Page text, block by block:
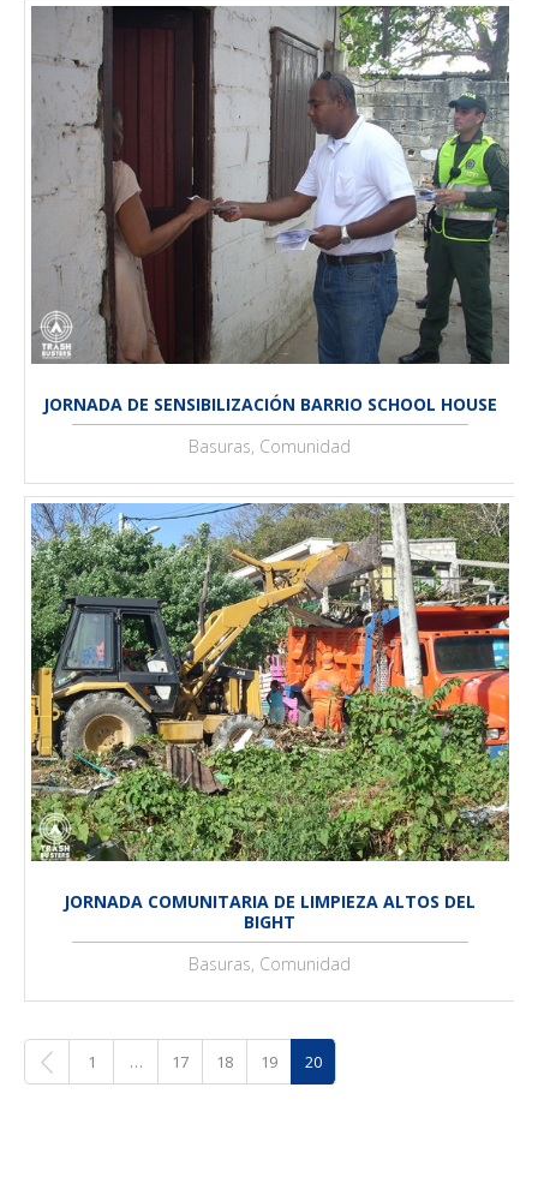
JORNADA DE SENSIBILIZACIÓN BARRIO SCHOOL HOUSE
Basuras, Comunidad
JORNADA COMUNITARIA DE LIMPIEZA ALTOS DEL
BIGHT
Basuras, Comunidad
1 … 17 18 19 20